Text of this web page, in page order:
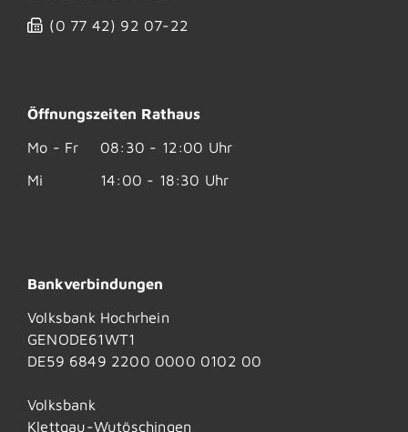
(0 77 42) 92 07-22
Öffnungszeiten Rathaus
Mo - Fr
08:30 - 12:00 Uhr
Mi
14:00 - 18:30 Uhr
Bankverbindungen
Volksbank Hochrhein
GENODE61WT1
DE59 6849 2200 0000 0102 00
Volksbank
Klettgau-Wutöschingen